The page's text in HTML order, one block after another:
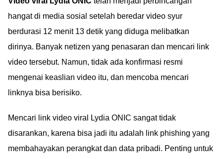
hangat di media sosial setelah beredar video syur
berdurasi 12 menit 13 detik yang diduga melibatkan
dirinya. Banyak netizen yang penasaran dan mencari link
video tersebut. Namun, tidak ada konfirmasi resmi
mengenai keaslian video itu, dan mencoba mencari
linknya bisa berisiko.
Mencari link video viral Lydia ONIC sangat tidak
disarankan, karena bisa jadi itu adalah link phishing yang
membahayakan perangkat dan data pribadi. Penting untuk